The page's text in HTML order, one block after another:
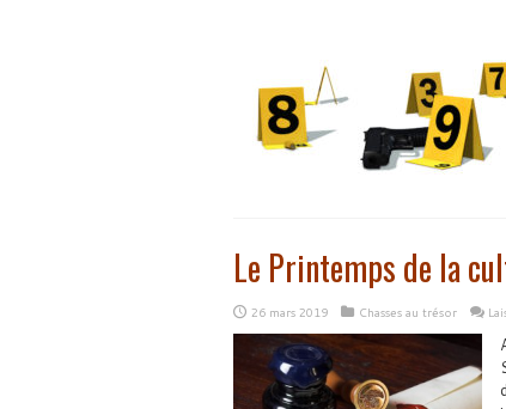
Le Printemps de la
26 mars 2019 Chasses au trésor